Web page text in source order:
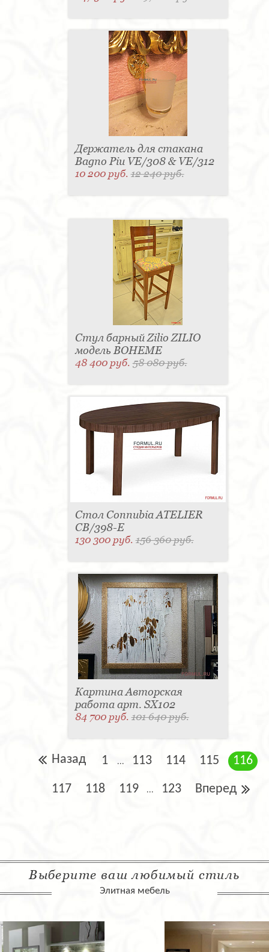
Держатель для стакана
Bagno Piu VE/308 & VE/312
10 200 руб.12 240 руб.
Стул барный Zilio ZILIO
модель BOHEME
48 400 руб.58 080 руб.
Стол Connubia ATELIER
CB/398-Е
130 300 руб.156 360 руб.
Картина Авторская
работа арт. SX102
84 700 руб.101 640 руб.
Назад 1 ... 113 114 115 116
117 118 119 ... 123 Вперед
Выберите ваш любимый стиль
Элитная мебель